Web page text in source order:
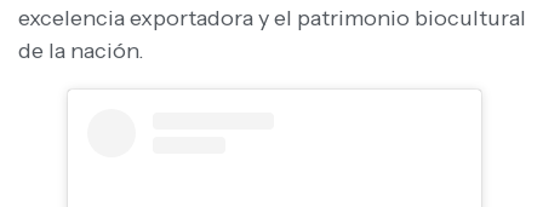
excelencia exportadora y el patrimonio biocultural
de la nación.